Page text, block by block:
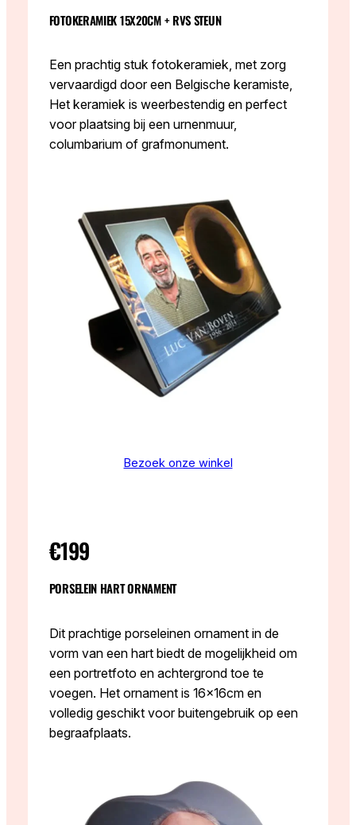
FOTOKERAMIEK 15X20CM + RVS STEUN
Een prachtig stuk fotokeramiek, met zorg
vervaardigd door een Belgische keramiste,
Het keramiek is weerbestendig en perfect
voor plaatsing bij een urnenmuur,
columbarium of grafmonument.
Bezoek onze winkel
€199
PORSELEIN HART ORNAMENT
Dit prachtige porseleinen ornament in de
vorm van een hart biedt de mogelijkheid om
een portretfoto en achtergrond toe te
voegen. Het ornament is 16x16cm en
volledig geschikt voor buitengebruik op een
begraafplaats.